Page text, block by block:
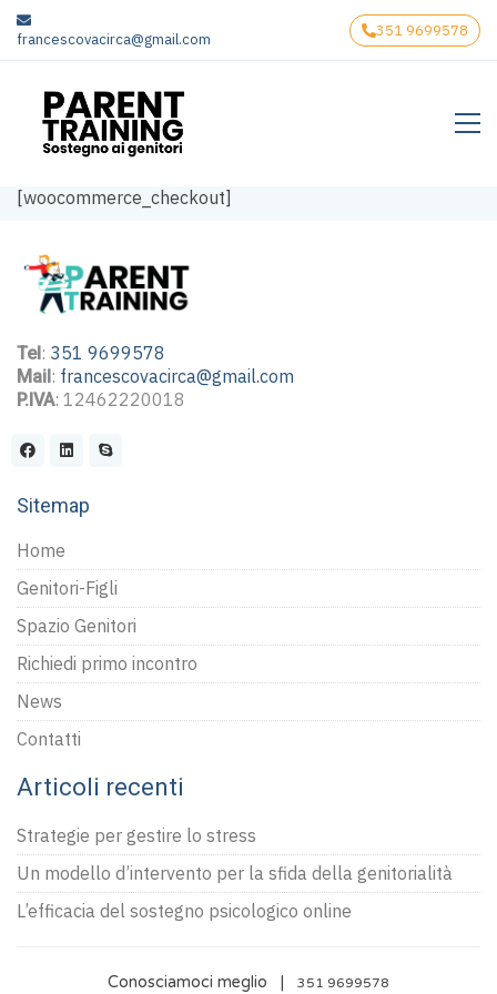
francescovacirca@gmail.com 351 9699578
[woocommerce_checkout]
Tel: 351 9699578
Mail: francescovacirca@gmail.com
P.IVA: 12462220018
Sitemap
Home
Genitori-Figli
Spazio Genitori
Richiedi primo incontro
News
Contatti
Articoli recenti
Strategie per gestire lo stress
Un modello d’intervento per la sfida della genitorialità
L’efficacia del sostegno psicologico online
Conosciamoci meglio | 351 9699578